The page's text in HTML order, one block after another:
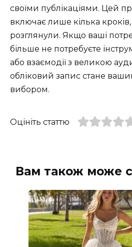
своїми публікаціями. Цей
включає лише кілька
розглянули. Якщо ваші
більше не потребуєте
або взаємодії з великою
обліковий запис стане
вибором.
Оцініть статтю
Вам також може